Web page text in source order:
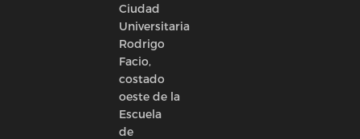
Ciudad
Universitaria
Rodrigo
Facio,
costado
oeste de la
Escuela
de